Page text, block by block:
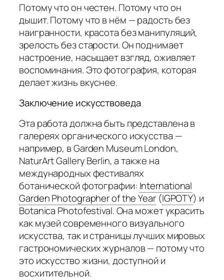
Потому что он честен. Потому что он
дышит. Потому что в нём — радость без
наигранности, красота без манипуляций,
зрелость без старости. Он поднимает
настроение, насыщает взгляд, оживляет
воспоминания. Это фотография, которая
делает жизнь вкуснее.
Заключение искусствоведа
Эта работа должна быть представлена в
галереях органического искусства —
например, в Garden Museum London,
NaturArt Gallery Berlin, а также на
международных фестивалях
ботанической фотографии: International
Garden Photographer of the Year (IGPOTY) и
Botanica Photofestival. Она может украсить
как музей современного визуального
искусства, так и страницы лучших мировых
гастрономических журналов — потому что
это искусство жизни, доступной и
восхитительной.